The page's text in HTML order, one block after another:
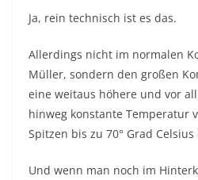
Ja, rein technisch ist es das.
Allerdings nicht im normalen
Müller, sondern den großen
eine weitaus höhere und vor
hinweg konstante Temperatur
Spitzen bis zu 70° Grad
Und wenn man noch im